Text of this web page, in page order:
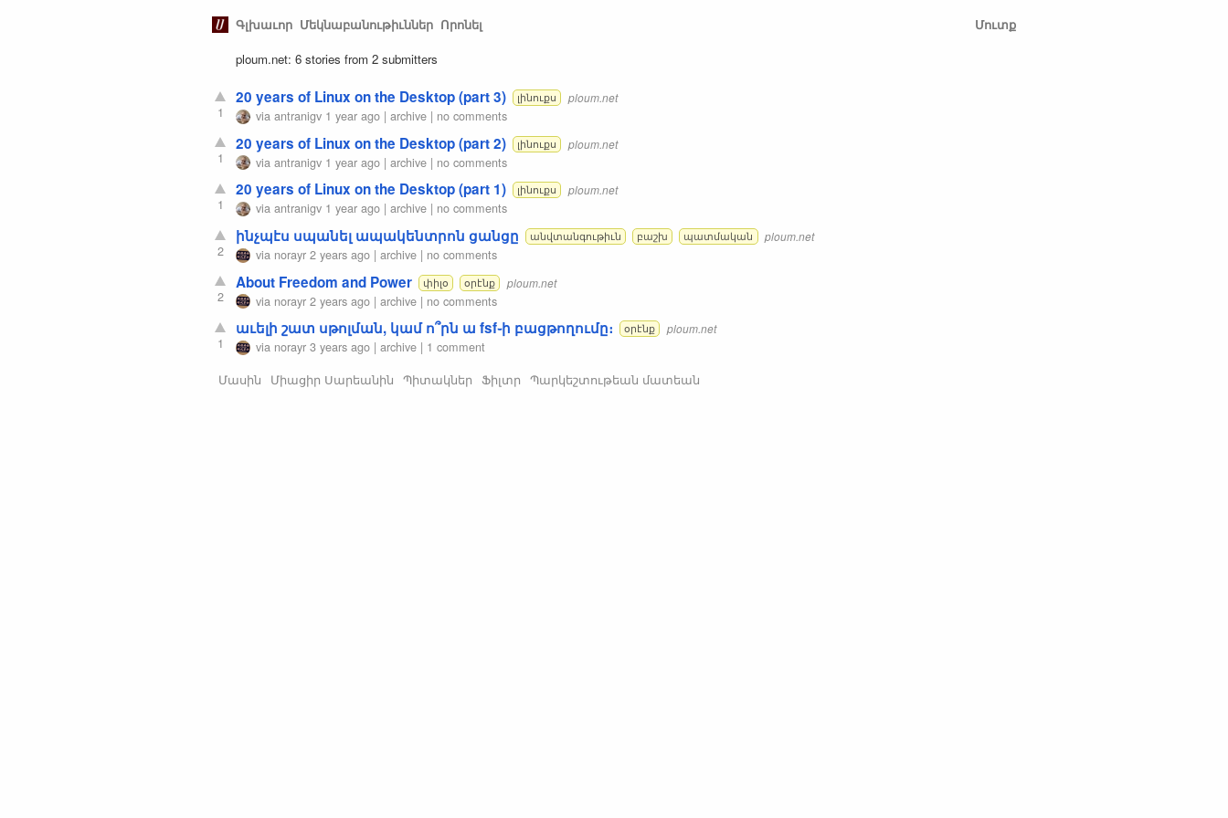
Գլխաւոր Մեկնաբանութիւններ Որոնել
Մուտք
ploum.net: 6 stories from 2 submitters
1
20 years of Linux on the Desktop (part 3) լինուքս ploum.net
via antranigv 1 year ago | archive | no comments
1
20 years of Linux on the Desktop (part 2) լինուքս ploum.net
via antranigv 1 year ago | archive | no comments
1
20 years of Linux on the Desktop (part 1) լինուքս ploum.net
via antranigv 1 year ago | archive | no comments
2
ինչպէս սպանել ապակենտրոն ցանցը անվտանգութիւն բաշխ պատմական ploum.net
via norayr 2 years ago | archive | no comments
2
About Freedom and Power փիլօ օրէնք ploum.net
via norayr 2 years ago | archive | no comments
1
աւելի շատ սթոլման, կամ ո՞րն ա fsf֊ի բացթողումը։ օրէնք ploum.net
via norayr 3 years ago | archive | 1 comment
Մասին
Միացիր Սարեանին Պիտակներ Ֆիլտր Պարկեշտութեան մատեան